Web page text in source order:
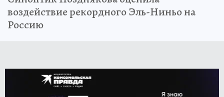
воздействие рекордного Эль-Ниньо на
Россию